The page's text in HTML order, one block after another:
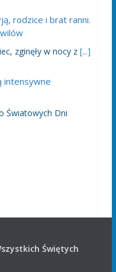
rodzice i brat ranni.
zginęły w nocy z [...]
intensywne
Światowych Dni
Świętych